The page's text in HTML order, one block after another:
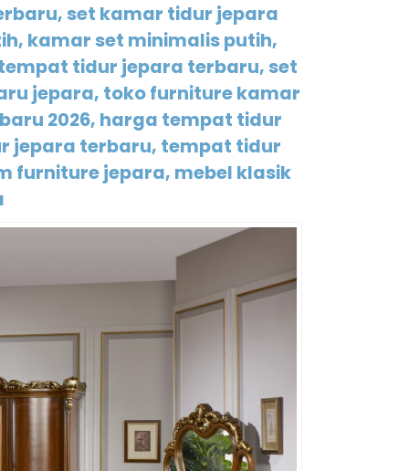
set kamar tidur jepara
kamar set minimalis putih,
tidur jepara terbaru, set
jepara, toko furniture kamar
2026, harga tempat tidur
jepara terbaru, tempat tidur
furniture jepara, mebel klasik